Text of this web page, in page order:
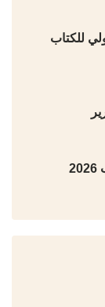
للكتاب